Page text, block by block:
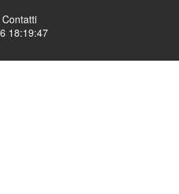
Contatti
18:19:47